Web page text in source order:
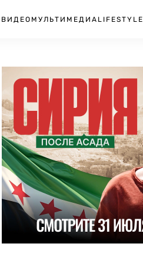
ВИДЕО МУЛЬТИМЕДИА LIFESTYLE